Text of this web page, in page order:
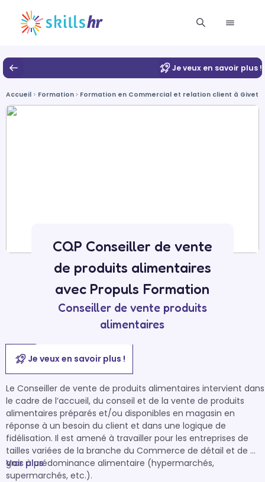
Je veux en savoir plus !
Accueil Formation Formation en Commercial et relation client à Givet
CQP Conseiller de vente
de produits alimentaires
avec Propuls Formation
Conseiller de vente produits
alimentaires
Je veux en savoir plus !
Le Conseiller de vente de produits alimentaires intervient dans
le cadre de l’accueil, du conseil et de la vente de produits
alimentaires préparés et/ou disponibles en magasin en
réponse à un besoin du client et dans une logique de
fidélisation. Il est amené à travailler pour les entreprises de
tailles variées de la branche du Commerce de détail et de
gros à prédominance alimentaire (hypermarchés,
supermarchés, etc.).
Voir plus